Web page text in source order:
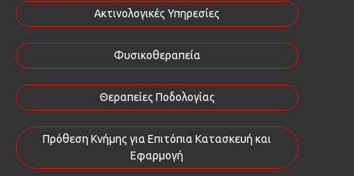
Ακτινολογικές Υπηρεσίες
Φυσικοθεραπεία
Θεραπείες Ποδολογίας
Πρόθεση Κνήμης για Επιτόπια Κατασκευή και
Εφαρμογή